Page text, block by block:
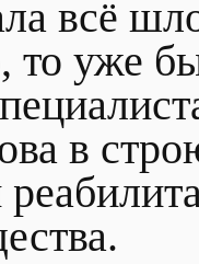
всё
то уже
в